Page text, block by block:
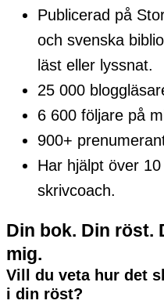
Publicerad på
och svenska
läst eller lyssnat.
25 000
6 600 följare på
900+
Har hjälpt över
skrivcoach.
Din bok. Din röst.
mig.​
Vill du veta hur det
i din röst?